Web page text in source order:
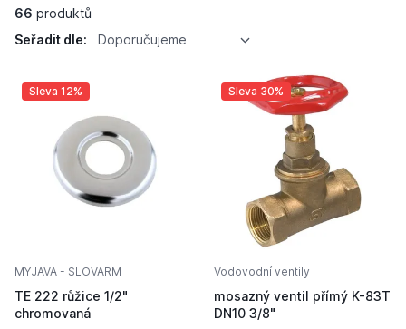
66 produktů
Seřadit dle:
Doporučujeme
Sleva 12%
MYJAVA - SLOVARM
TE 222 růžice 1/2"
chromovaná
Sleva 30%
Vodovodní ventily
mosazný ventil přímý K-83T
DN10 3/8"